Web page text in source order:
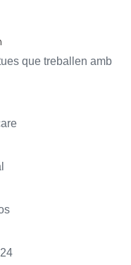
que treballen amb